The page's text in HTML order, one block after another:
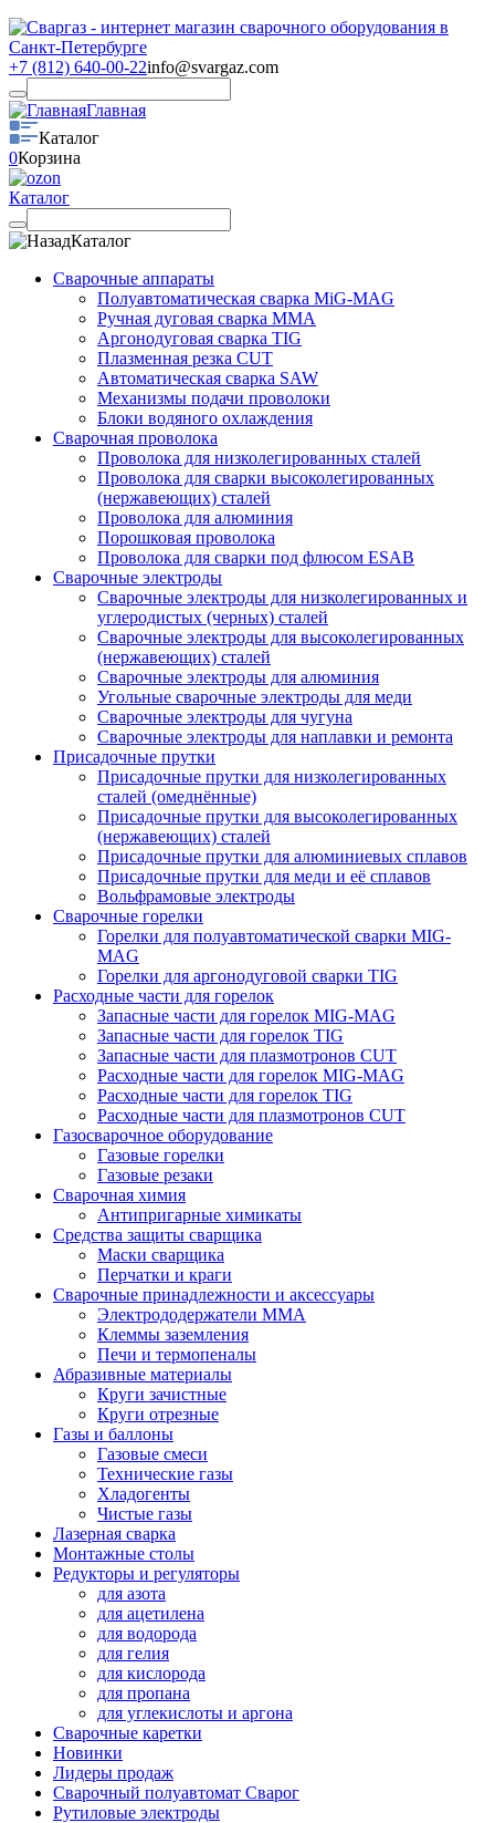
+7 (812) 640-00-22info@svargaz.com
Главная
Каталог
0Корзина
Каталог
Каталог
Сварочные аппараты
Полуавтоматическая сварка MiG-MAG
Ручная дуговая сварка MMA
Аргонодуговая сварка TIG
Плазменная резка CUT
Автоматическая сварка SAW
Механизмы подачи проволоки
Блоки водяного охлаждения
Сварочная проволока
Проволока для низколегированных сталей
Проволока для сварки высоколегированных
(нержавеющих) сталей
Проволока для алюминия
Порошковая проволока
Проволока для сварки под флюсом ESAB
Сварочные электроды
Сварочные электроды для низколегированных и
углеродистых (черных) сталей
Сварочные электроды для высоколегированных
(нержавеющих) сталей
Сварочные электроды для алюминия
Угольные сварочные электроды для меди
Сварочные электроды для чугуна
Сварочные электроды для наплавки и ремонта
Присадочные прутки
Присадочные прутки для низколегированных
сталей (омеднённые)
Присадочные прутки для высоколегированных
(нержавеющих) сталей
Присадочные прутки для алюминиевых сплавов
Присадочные прутки для меди и её сплавов
Вольфрамовые электроды
Сварочные горелки
Горелки для полуавтоматической сварки MIG-
MAG
Горелки для аргонодуговой сварки TIG
Расходные части для горелок
Запасные части для горелок MIG-MAG
Запасные части для горелок TIG
Запасные части для плазмотронов CUT
Расходные части для горелок MIG-MAG
Расходные части для горелок TIG
Расходные части для плазмотронов CUT
Газосварочное оборудование
Газовые горелки
Газовые резаки
Сварочная химия
Антипригарные химикаты
Средства защиты сварщика
Маски сварщика
Перчатки и краги
Сварочные принадлежности и аксессуары
Электрододержатели MMA
Клеммы заземления
Печи и термопеналы
Абразивные материалы
Круги зачистные
Круги отрезные
Газы и баллоны
Газовые смеси
Технические газы
Хладогенты
Чистые газы
Лазерная сварка
Монтажные столы
Редукторы и регуляторы
для азота
для ацетилена
для водорода
для гелия
для кислорода
для пропана
для углекислоты и аргона
Сварочные каретки
Новинки
Лидеры продаж
Сварочный полуавтомат Сварог
Рутиловые электроды